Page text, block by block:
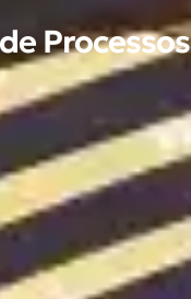
Processos